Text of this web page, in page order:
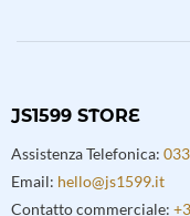
JS1599 STORE
Assistenza Telefonica:
Email: hello@js1599.it
Contatto commerciale: